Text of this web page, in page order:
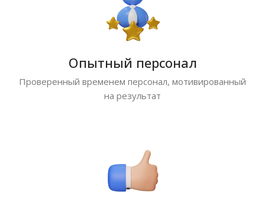
Опытный персонал
Проверенный временем персонал, мотивированный
на результат